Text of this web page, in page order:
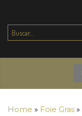
Buscar
por:
Home » Foie Gras »